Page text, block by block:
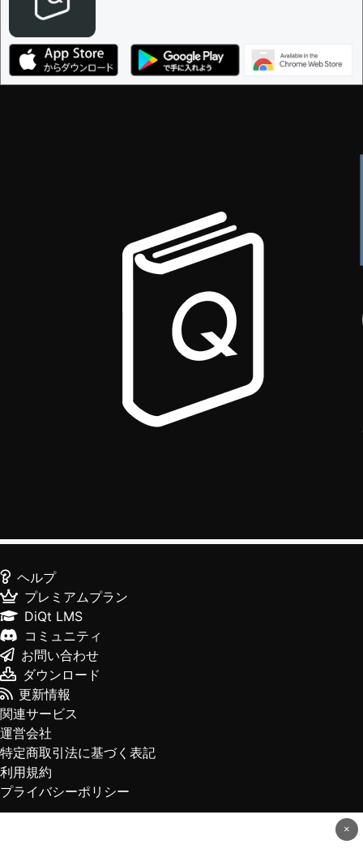
×
ヘルプ
プレミアムプラン
DiQt LMS
コミュニティ
お問い合わせ
ダウンロード
更新情報
関連サービス
運営会社
特定商取引法に基づく表記
利用規約
プライバシーポリシー